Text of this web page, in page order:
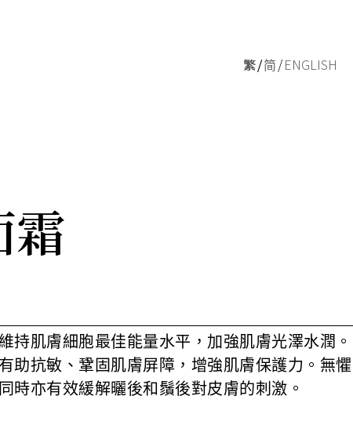
繁 简 ENGLISH
霜
持肌膚細胞最佳能量水平，加強肌膚光澤水潤。
助抗敏、鞏固肌膚屏障，增強肌膚保護力。無懼
時亦有效緩解曬後和鬚後對皮膚的刺激。